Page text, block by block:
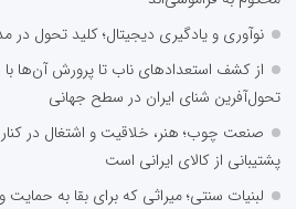
نوآوری و یادگیری دیجیتال؛ کلید تحول در
از کشف استعدادهای ناب تا پرورش آن‌ها با
تحول‌آفرین شنای ایران در سطح جهانی
صنعت چوب؛ هنر، خلاقیت و اشتغال در کنار
پشتیبانی از کالای ایرانی است
لبنیات سنتی؛ میراثی که برای بقا به حمایت و